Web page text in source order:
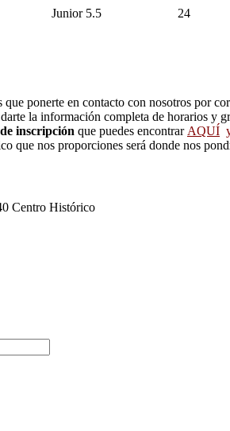
Junior 5.5
24
ponerte en contacto con nosotros por
la información completa de horarios y
inscripción que puedes encontrar AQUÍ
que nos proporciones será donde nos
Centro Histórico